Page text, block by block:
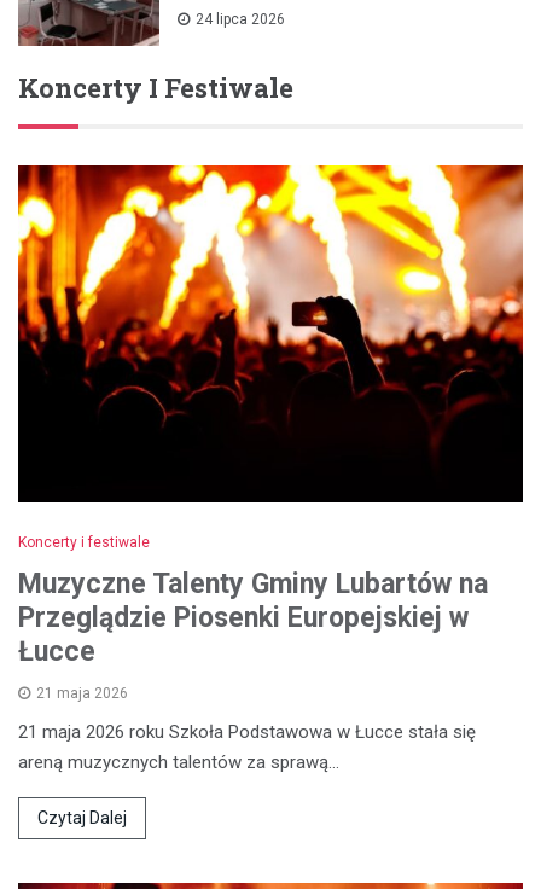
24 lipca 2026
Koncerty I Festiwale
Koncerty i festiwale
Muzyczne Talenty Gminy Lubartów na
Przeglądzie Piosenki Europejskiej w
Łucce
21 maja 2026
21 maja 2026 roku Szkoła Podstawowa w Łucce stała się
areną muzycznych talentów za sprawą…
Czytaj Dalej